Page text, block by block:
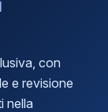
con
e revisione
nella